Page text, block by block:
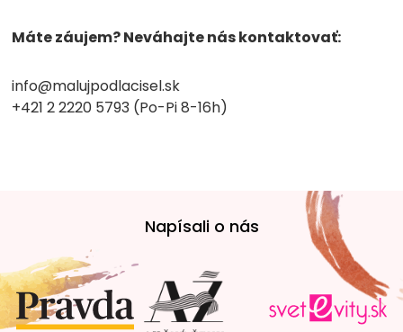
Máte záujem? Neváhajte nás kontaktovať:
info@malujpodlacisel.sk
+421 2 2220 5793 (Po-Pi 8-16h)
t
i
e
Napísali o nás